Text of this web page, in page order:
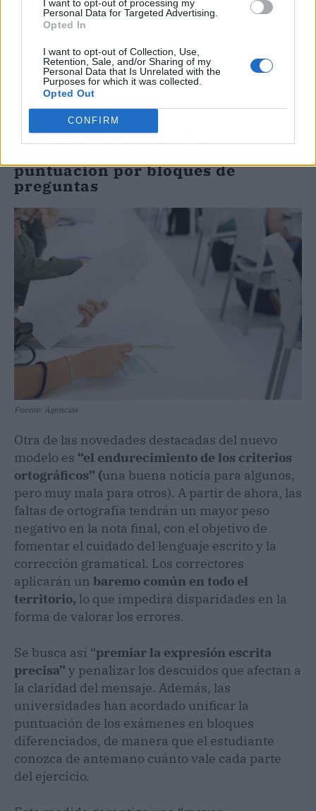
I want to opt-out of processing my
Personal Data for Targeted Advertising.
Opted In
I want to opt-out of Collection, Use,
Retention, Sale, and/or Sharing of my
Personal Data that Is Unrelated with the
Purposes for which it was collected.
Opted Out
CONFIRM
Las faltas de ortografía
puntuación por bloques de
preguntas
Fuente: Agencias
Otra de las novedades destacadas del nuevo
modelo es “el endurecimiento de los criterios
ortográficos” (una buena noticia para algunos,
pero muy mala para otros). A partir de ahora, las
faltas de ortografía tendrán un mayor peso
negativo en la nota final, con el objetivo de
fomentar el cuidado del lenguaje escrito y la
corrección gramatical. Los correctores
aplicarán un baremo común en todo el
territorio, lo que impedirá disparidades en la
forma de valorar los errores.
Se busca así “premiar la expresión escrita
precisa” y penalizar los descuidos que afectan a
la claridad del mensaje. Además, las
universidades han acordado unificar la
puntuación de los exámenes en bloques
diferenciados, de manera que el estudiante
conozca de antemano cuánto vale cada parte
del ejercicio.